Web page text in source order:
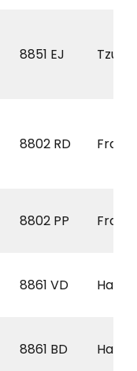
8851 EJ
8802 RD
8802 PP
8861 VD
8861 BD